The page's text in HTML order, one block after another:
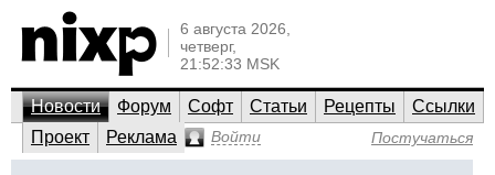
6 августа 2026,
четверг,
21:52:33 MSK
Новости Форум Софт Статьи Рецепты
Ссылки
Проект
Реклама Войти Постучаться